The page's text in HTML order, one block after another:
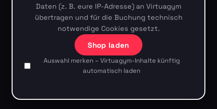
Daten (z. B. eure IP-Adresse) an Virtuagym
übertragen und für die Buchung technisch
notwendige Cookies gesetzt.
Shop laden
Auswahl merken – Virtuagym-Inhalte künftig
automatisch laden